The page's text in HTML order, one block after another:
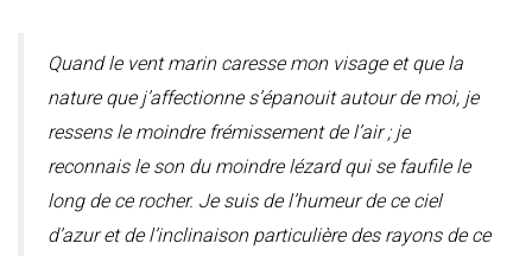
Quand le vent marin caresse mon visage et que la
nature que j’affectionne s’épanouit autour de moi, je
ressens le moindre frémissement de l’air ; je
reconnais le son du moindre lézard qui se faufile le
long de ce rocher. Je suis de l’humeur de ce ciel
d’azur et de l’inclinaison particulière des rayons de ce